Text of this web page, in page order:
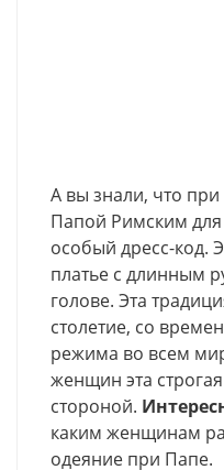
А вы знали, что
Папой Римским
особый дресс-код.
платье с длинным
голове. Эта
столетие, со
режима во всем
женщин эта
стороной.
каким женщинам
одеяние при Папе.